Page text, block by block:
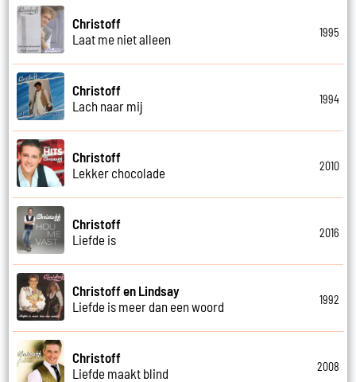
Christoff
Laat me niet alleen
1995
Christoff
Lach naar mij
1994
Christoff
Lekker chocolade
2010
Christoff
Liefde is
2016
Christoff en Lindsay
Liefde is meer dan een woord
1992
Christoff
Liefde maakt blind
2008